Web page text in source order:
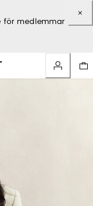
för medlemmar